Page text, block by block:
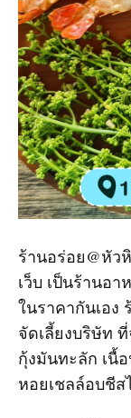
ร้านอร่อย@หัว
เว็บ เป็นร้านอ
ในราคากันเอง
จัดเลี้ยงบริษัท
กุ้งมันทะลัก เนื้
หอยเชลล์อบชีส